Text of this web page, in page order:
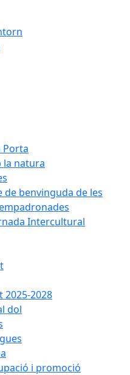
Porta
la natura
de benvinguda de les
Intercultural
2025-2028
dol
i promoció